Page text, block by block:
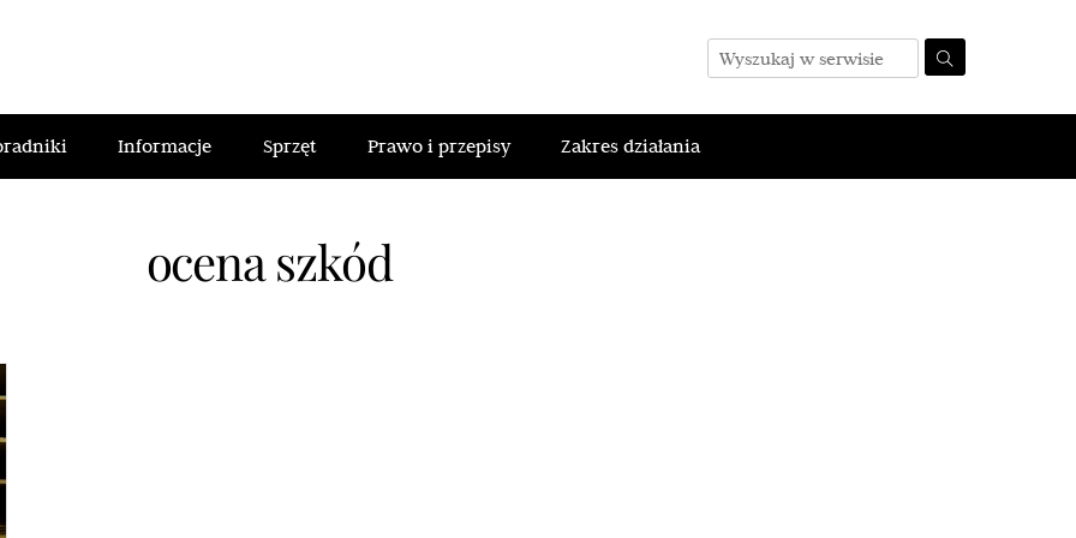
Informacje Sprzęt Prawo i przepisy Zakres działania
ocena szkód